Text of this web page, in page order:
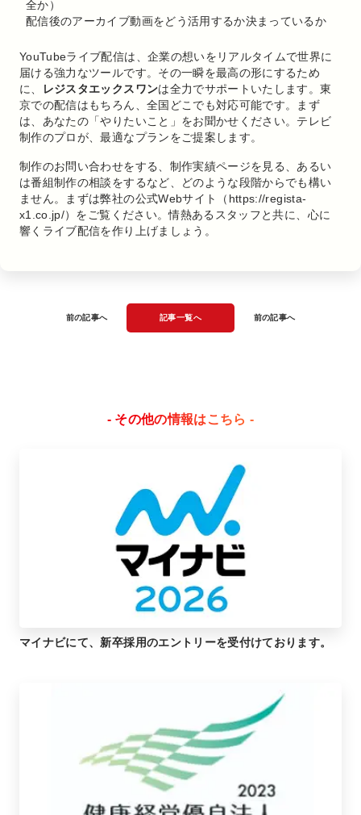
全か）
配信後のアーカイブ動画をどう活用するか決まっているか
YouTubeライブ配信は、企業の想いをリアルタイムで世界に
届ける強力なツールです。その一瞬を最高の形にするため
に、
レジスタエックスワンは全力でサポートいたします。東
京での配信はもちろん、全国どこでも対応可能です。まず
は、あなたの「やりたいこと」をお聞かせください。テレビ
制作のプロが、最適なプランをご提案します。
制作のお問い合わせをする、制作実績ページを見る、あるい
は番組制作の相談をするなど、どのような段階からでも構い
ません。まずは弊社の公式Webサイト（https://regista-
x1.co.jp/）をご覧ください。情熱あるスタッフと共に、心に
響くライブ配信を作り上げましょう。
前の記事へ 記事一覧へ 前の記事へ
- その他の情報はこちら -
マイナビにて、新卒採用のエントリーを受付けております。